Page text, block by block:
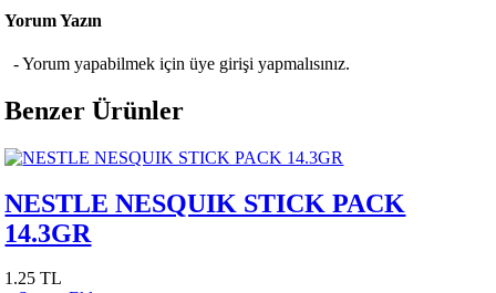
Yorum Yazın
- Yorum yapabilmek için üye girişi yapmalısınız.
Benzer Ürünler
NESTLE NESQUIK STICK PACK
14.3GR
1.25 TL